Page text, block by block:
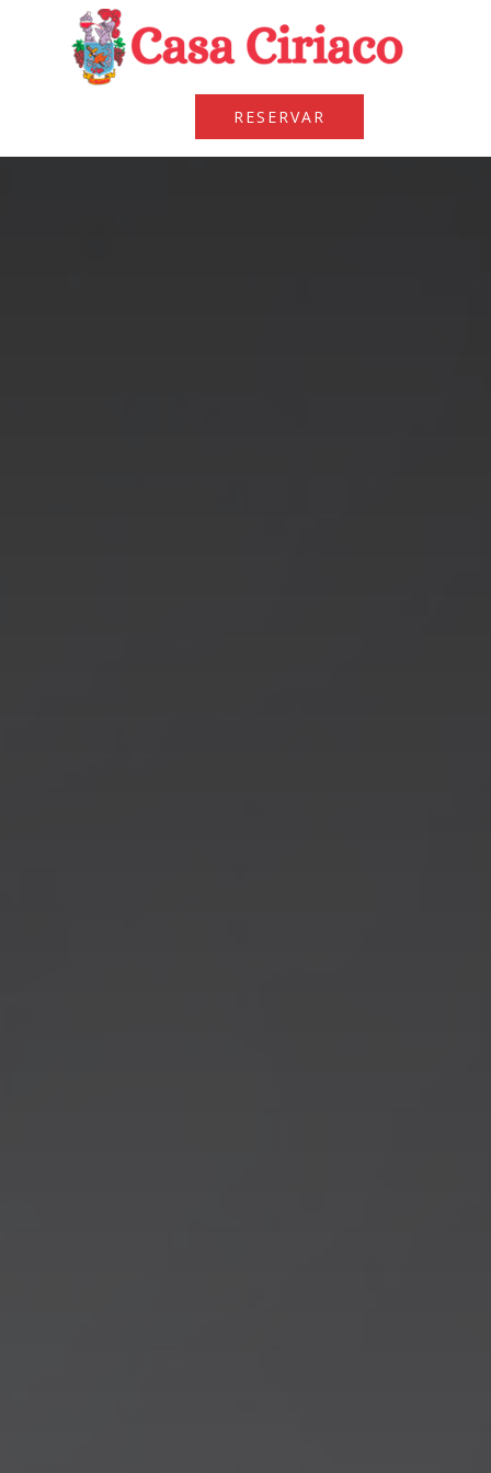
RESERVAR